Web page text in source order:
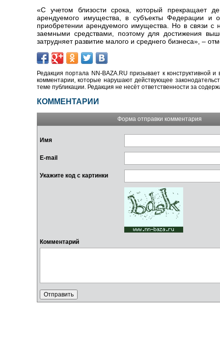
«С учетом близости срока, который прекращает
арендуемого имущества, в субъекты Федерации и
приобретении арендуемого имущества. Но в связи с
заемными средствами, поэтому для достижения
затрудняет развитие малого и среднего бизнеса», –
Редакция портала NN-BAZA.RU призывает к конструктивной
комментарии, которые нарушают действующее
теме публикации. Редакция не несёт ответственности за
КОММЕНТАРИИ
Форма отправки комментария
Имя
E-mail
Укажите код с картинки
Комментарий